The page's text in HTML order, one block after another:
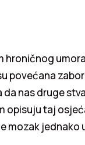
hroničnog
povećana
nas druge
opisuju taj
mozak jednako